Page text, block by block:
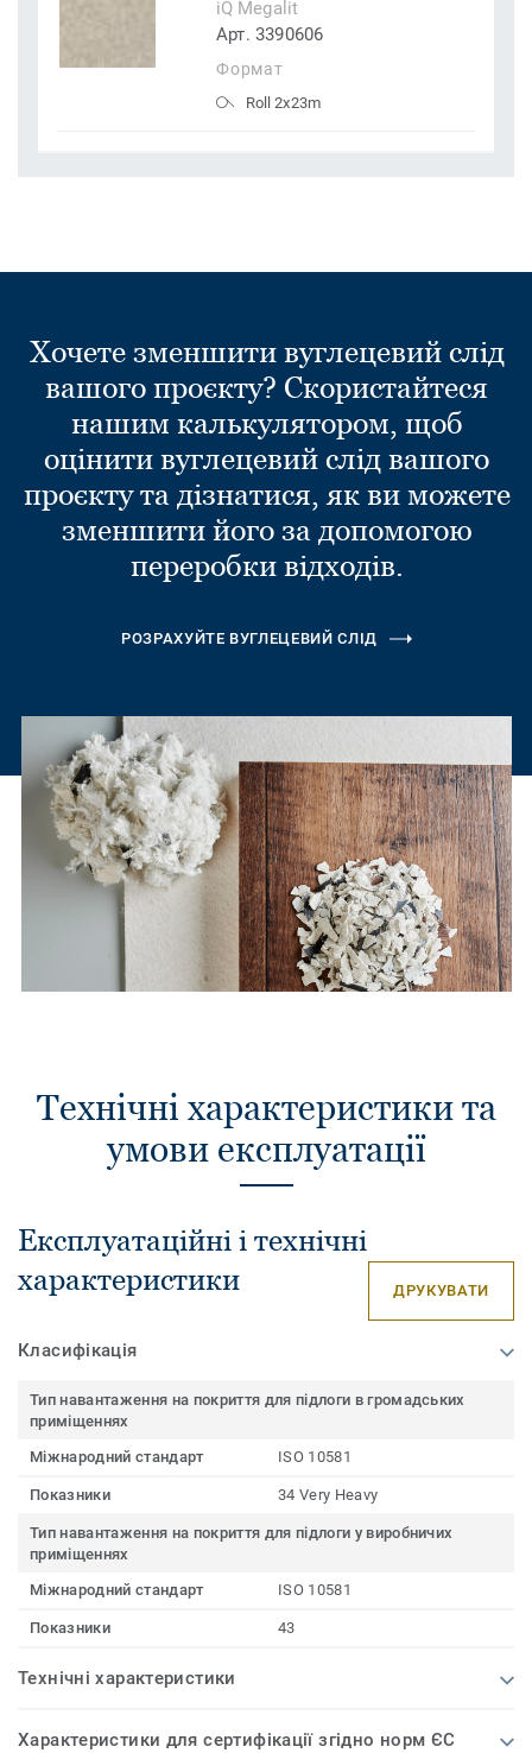
iQ Megalit
Арт. 3390606
Формат
Roll 2x23m
Хочете зменшити вуглецевий слід
вашого проєкту? Скористайтеся
нашим калькулятором, щоб
оцінити вуглецевий слід вашого
проєкту та дізнатися, як ви можете
зменшити його за допомогою
переробки відходів.
РОЗРАХУЙТЕ ВУГЛЕЦЕВИЙ СЛІД
Технічні характеристики та
умови експлуатації
Експлуатаційні і технічні
характеристики
ДРУКУВАТИ
Класифікація
Тип навантаження на покриття для підлоги в громадських
приміщеннях
Міжнародний стандарт
ISO 10581
Показники 34 Very Heavy
Тип навантаження на покриття для підлоги у виробничих
приміщеннях
Міжнародний стандарт
ISO 10581
Показники 43
Технічні характеристики
Характеристики для сертифікації згідно норм ЄС